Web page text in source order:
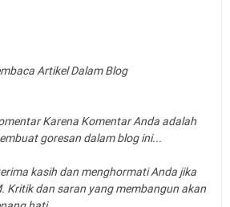
Artikel Dalam Blog
Karena Komentar Anda adalah
goresan dalam blog ini...
kasih dan menghormati Anda jika
Kritik dan saran yang membangun akan